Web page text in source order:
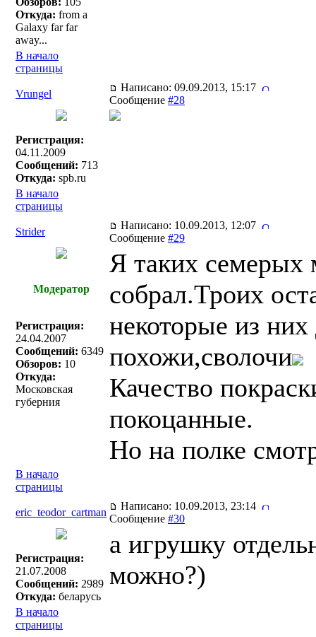
Откуда: from a
Galaxy far far
away...
В начало
страницы
Vrungel
Написано: 09.09.2013, 15:17
Сообщение #28
Регистрация:
04.11.2009
Сообщений: 713
Откуда: spb.ru
В начало
страницы
Strider
Написано: 10.09.2013, 12:07
Сообщение #29
Модератор
Регистрация:
24.04.2007
Сообщений: 6349
Обзоров: 10
Откуда:
Московская
губерния
Я таких семерых
собрал.Троих
некоторые из
похожи,сволочи
Качество
покоцанные.
Но на полке
В начало
страницы
eric_teodor_cartman
Написано: 10.09.2013, 23:14
Сообщение #30
Регистрация:
21.07.2008
Сообщений: 2989
Откуда: беларусь
а игрушку
можно?)
В начало
страницы